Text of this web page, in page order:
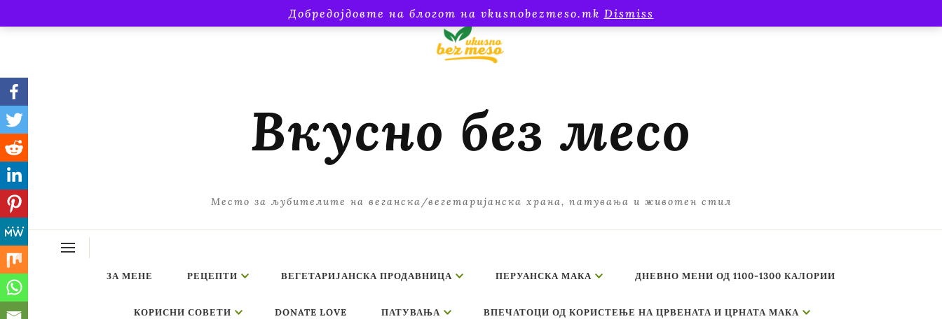
Добредојдовте на блогот на vkusnobezmeso.mk Dismiss
Вкусно без месо
Место за љубителите на веганска/вегетаријанска храна, патувања и животен стил
ЗА МЕНЕ РЕЦЕПТИ ВЕГЕТАРИЈАНСКА ПРОДАВНИЦА ПЕРУАНСКА МАКА ДНЕВНО МЕНИ ОД 1100-1300 КАЛОРИИ
КОРИСНИ СОВЕТИ DONATE LOVE ПАТУВАЊА ВПЕЧАТОЦИ ОД КОРИСТЕЊЕ НА ЦРВЕНАТА И ЦРНАТА МАКА